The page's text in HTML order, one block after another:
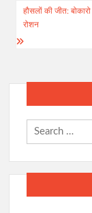
हौसलों की जीत:
रोशन